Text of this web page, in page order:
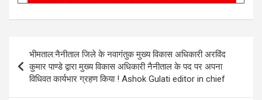
Post
navigation
भीमताल:नैनीताल जिले के नवागंतुक मुख्य विकास अधिकारी अरविंद
कुमार पाण्डे द्वारा मुख्य विकास अधिकारी नैनीताल के पद पर अपना
विधिवत कार्यभार ग्रहण किया ! Ashok Gulati editor in chief